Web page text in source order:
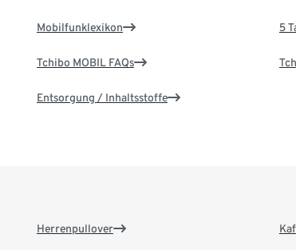
Mobilfunklexikon
Tchibo MOBIL FAQs
Entsorgung / Inhaltsstoffe
5
Herrenpullover